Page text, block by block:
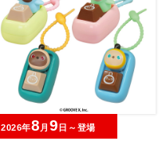
2026年8 月 9 日～登場